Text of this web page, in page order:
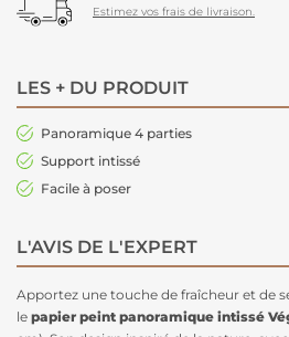
Estimez vos frais de livraison.
LES + DU PRODUIT
Panoramique 4 parties
Support intissé
Facile à poser
L'AVIS DE L'EXPERT
Apportez une touche de fraîcheur et de
le papier peint panoramique intissé